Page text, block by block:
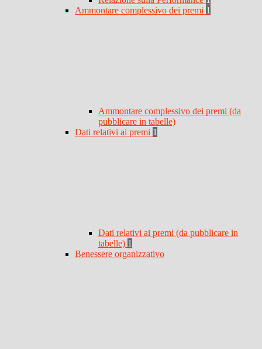
Ammontare complessivo dei premi 1
Ammontare complessivo dei premi (da
pubblicare in tabelle)
Dati relativi ai premi 1
Dati relativi ai premi (da pubblicare in
tabelle) 1
Benessere organizzativo